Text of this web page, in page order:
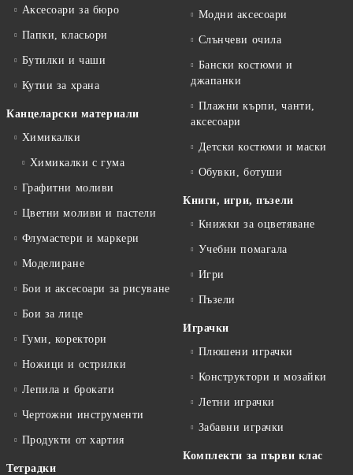
Аксесоари за бюро
Папки, класьори
Бутилки и чаши
Кутии за храна
Канцеларски материали
Химикалки
Химикалки с гума
Графитни моливи
Цветни моливи и пастели
Флумастери и маркери
Моделиране
Бои и аксесоари за рисуване
Бои за лице
Гуми, коректори
Ножици и острилки
Лепила и брокати
Чертожни инструменти
Продукти от хартия
Тетрадки
Модни аксесоари
Слънчеви очила
Бански костюми и
джапанки
Плажни кърпи, чанти,
аксесоари
Детски костюми и маски
Обувки, ботуши
Книги, игри, пъзели
Книжки за оцветяване
Учебни помагала
Игри
Пъзели
Играчки
Плюшени играчки
Конструктори и мозайки
Летни играчки
Забавни играчки
Комплекти за първи клас